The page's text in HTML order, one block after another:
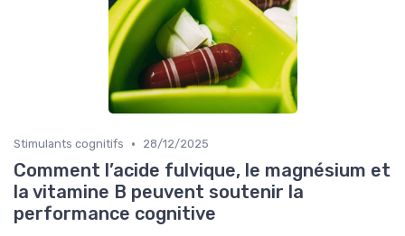
Stimulants cognitifs • 28/12/2025
Comment l’acide fulvique, le magnésium et
la vitamine B peuvent soutenir la
performance cognitive